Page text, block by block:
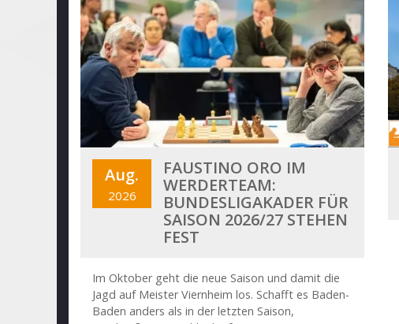
Aug.
2026
FAUSTINO ORO IM
WERDERTEAM:
BUNDESLIGAKADER FÜR
SAISON 2026/27 STEHEN
FEST
Im Oktober geht die neue Saison und damit die
Jagd auf Meister Viernheim los. Schafft es Baden-
Baden anders als in der letzten Saison,